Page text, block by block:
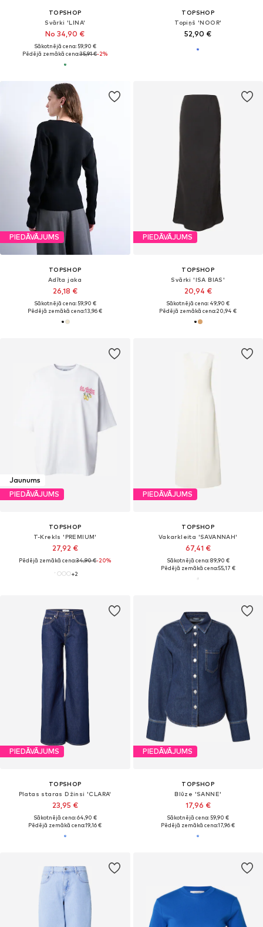
TOPSHOP
Svārki 'LINA'
No 34,90 €
Sākotnējā cena: 59,90 €
Pēdējā zemākā cena:35,91 €-2%
TOPSHOP
Topiņš 'NOOR'
52,90 €
PIEDĀVĀJUMS
TOPSHOP
Adīta jaka
26,18 €
Sākotnējā cena: 59,90 €
Pēdējā zemākā cena:13,96 €
PIEDĀVĀJUMS
TOPSHOP
Svārki 'ISA BIAS'
20,94 €
Sākotnējā cena: 49,90 €
Pēdējā zemākā cena:20,94 €
Jaunums
PIEDĀVĀJUMS
TOPSHOP
T-Krekls 'PREMIUM'
27,92 €
Pēdējā zemākā cena:34,90 €-20%
+2
PIEDĀVĀJUMS
TOPSHOP
Vakarkleita 'SAVANNAH'
67,41 €
Sākotnējā cena: 89,90 €
Pēdējā zemākā cena:55,17 €
PIEDĀVĀJUMS
TOPSHOP
Platas staras Džinsi 'CLARA'
23,95 €
Sākotnējā cena: 64,90 €
Pēdējā zemākā cena:19,16 €
PIEDĀVĀJUMS
TOPSHOP
Blūze 'SANNE'
17,96 €
Sākotnējā cena: 59,90 €
Pēdējā zemākā cena:17,96 €